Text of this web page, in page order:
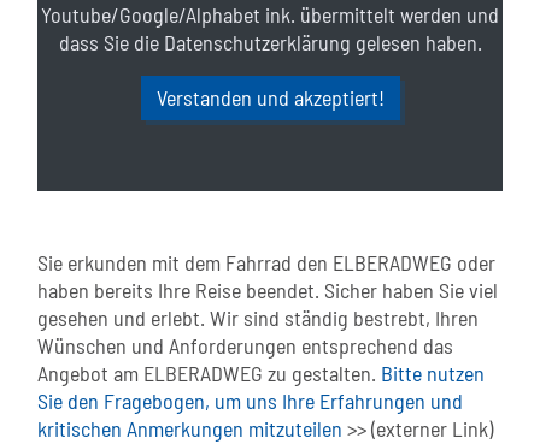
Youtube/Google/Alphabet ink. übermittelt werden und
dass Sie die Datenschutzerklärung gelesen haben.
Verstanden und akzeptiert!
Sie erkunden mit dem Fahrrad den ELBERADWEG oder
haben bereits Ihre Reise beendet. Sicher haben Sie viel
gesehen und erlebt. Wir sind ständig bestrebt, Ihren
Wünschen und Anforderungen entsprechend das
Angebot am ELBERADWEG zu gestalten. Bitte nutzen
Sie den Fragebogen, um uns Ihre Erfahrungen und
kritischen Anmerkungen mitzuteilen >> (externer Link)